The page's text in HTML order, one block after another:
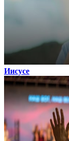
Иисусе